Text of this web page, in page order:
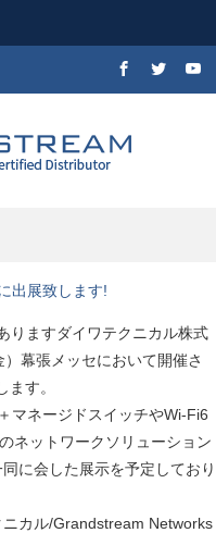
出展致します!
りますダイワテクニカル株式
幕張メッセにおいて開催さ
す。
マネージドスイッチやWi-Fi6
ネットワークソリューション
に会した展示を予定しており
カル/Grandstream Networks